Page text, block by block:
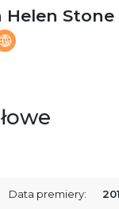
Helen Stone
Data premiery: